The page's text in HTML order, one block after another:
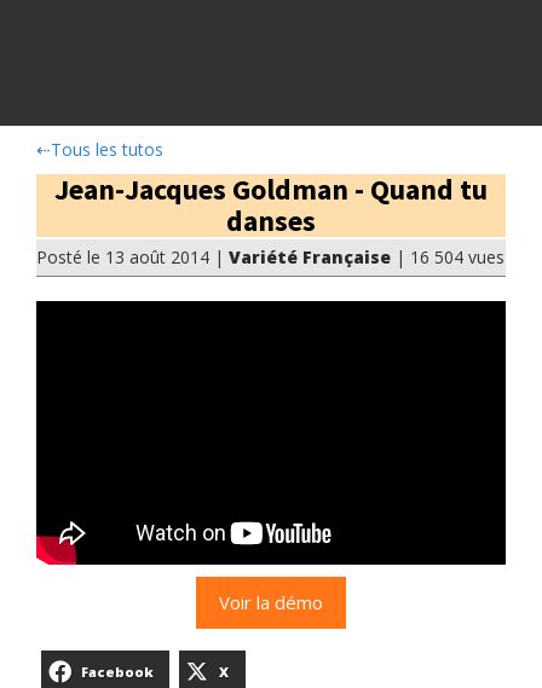
⇠Tous les tutos
Jean-Jacques Goldman - Quand tu
danses
Posté le 13 août 2014 | Variété Française | 16 504 vues
Voir la démo
Facebook X